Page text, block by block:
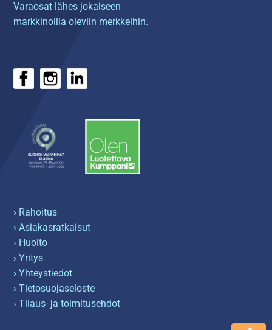
Varaosat lähes jokaiseen
markkinoilla oleviin merkkeihin.
› Rahoitus
› Asiakasratkaisut
› Huolto
› Yritys
› Yhteystiedot
› Tietosuojaseloste
› Tilaus- ja toimitusehdot